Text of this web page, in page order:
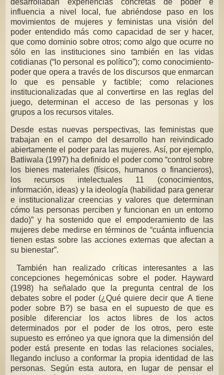
influencia a nivel local, fue abriéndose paso en los
movimientos de mujeres y feministas una visión del
poder entendido más como capacidad de ser y hacer,
que como dominio sobre otros; como algo que ocurre no
sólo en las instituciones sino también en las vidas
cotidianas (“lo personal es político”); como conocimiento-
poder que opera a través de los discursos que enmarcan
lo que es pensable y factible; como relaciones
institucionalizadas que al convertirse en las reglas del
juego, determinan el acceso de las personas y los
grupos a los recursos vitales.
Desde estas nuevas perspectivas, las feministas que
trabajan en el campo del desarrollo han reivindicado
abiertamente el poder para las mujeres. Así, por ejemplo,
Batliwala (1997) ha definido el poder como “control sobre
los bienes materiales (físicos, humanos o financieros),
los recursos intelectuales 11 (conocimientos,
información, ideas) y la ideología (habilidad para generar
e institucionalizar creencias y valores que determinan
cómo las personas perciben y funcionan en un entorno
dado)” y ha sostenido que el empoderamiento de las
mujeres debe medirse en términos de “cuánta influencia
tienen estas sobre las acciones externas que afectan a
su bienestar”.
También han realizado críticas interesantes a las
concepciones hegemónicas sobre el poder. Hayward
(1998) ha señalado que la pregunta central de los
debates sobre el poder (¿Qué quiere decir que A tiene
poder sobre B?) se basa en el supuesto de que es
posible diferenciar los actos libres de los actos
determinados por el poder de los otros, pero este
supuesto es erróneo ya que ignora que la dimensión del
poder está presente en todas las relaciones sociales,
llegando incluso a conformar la propia identidad de las
personas. Según esta autora, en lugar de pensar el